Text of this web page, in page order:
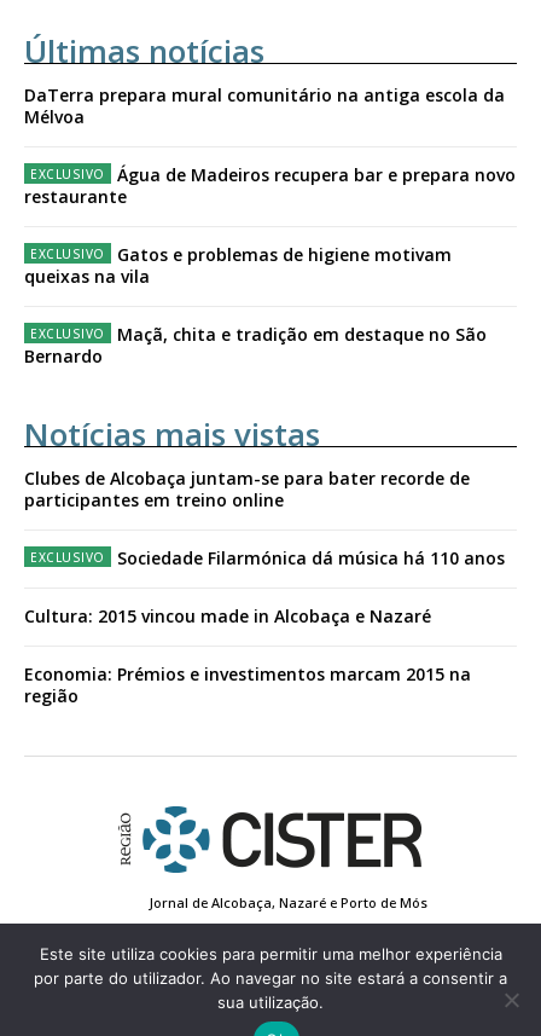
Últimas notícias
DaTerra prepara mural comunitário na antiga escola da
Mélvoa
Água de Madeiros recupera bar e prepara novo
restaurante
Gatos e problemas de higiene motivam
queixas na vila
Maçã, chita e tradição em destaque no São
Bernardo
Notícias mais vistas
Clubes de Alcobaça juntam-se para bater recorde de
participantes em treino online
Sociedade Filarmónica dá música há 110 anos
Cultura: 2015 vincou made in Alcobaça e Nazaré
Economia: Prémios e investimentos marcam 2015 na
região
Jornal de Alcobaça, Nazaré e Porto de Mós
Estatuto Editorial
Contactos
Política de Privacidade
Conta de Registo
Edição Impressa
© 2022 Região de Cister - Todos os direitos reservados.
Este site utiliza cookies para permitir uma melhor experiência
por parte do utilizador. Ao navegar no site estará a consentir a
sua utilização.